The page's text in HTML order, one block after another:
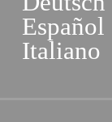
Español
Italiano